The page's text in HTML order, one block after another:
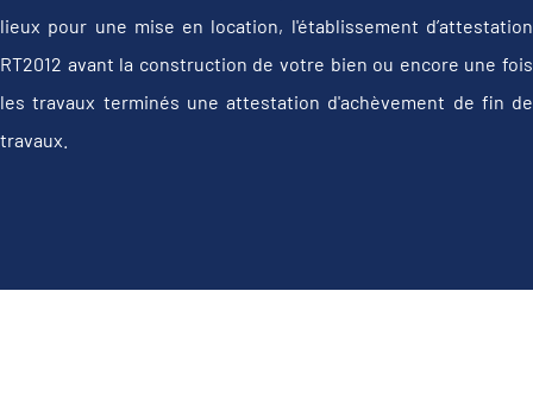
lieux pour une mise en location, l'établissement d’attestation
RT2012 avant la construction de votre bien ou encore une fois
les travaux terminés une attestation d'achèvement de fin de
travaux.